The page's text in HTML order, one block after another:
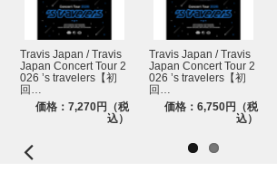
Maybe
ねぇ、キスして ＜七五三掛/川島＞
My Bestie
Be Your Shadow
Travis Japan / Travis
Japan Concert Tour 2
026 ’s travelers【初
回…
価格：7,270円（税
込）
Travis Japan / Travis
Japan Concert Tour 2
026 ’s travelers【初
回…
価格：6,750円（税
込）